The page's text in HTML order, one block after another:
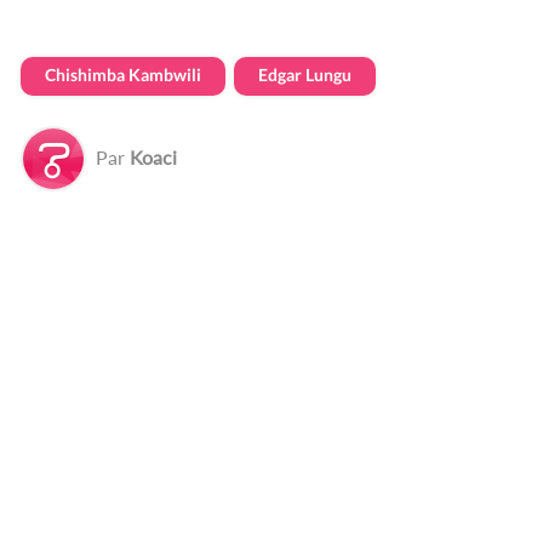
Chishimba Kambwili Edgar Lungu
Par Koaci